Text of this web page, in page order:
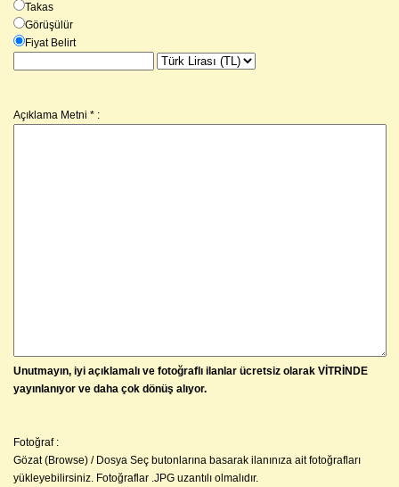
Takas
Görüşülür
Fiyat Belirt
Açıklama Metni * :
Unutmayın, iyi açıklamalı ve fotoğraflı ilanlar ücretsiz olarak VİTRİNDE
yayınlanıyor ve daha çok dönüş alıyor.
Fotoğraf :
Gözat (Browse) / Dosya Seç butonlarına basarak ilanınıza ait fotoğrafları
yükleyebilirsiniz. Fotoğraflar .JPG uzantılı olmalıdır.